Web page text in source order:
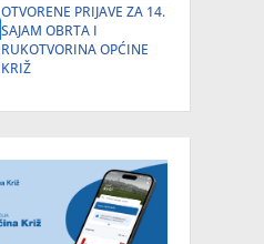
OTVORENE PRIJAVE ZA 14.
SAJAM OBRTA I
RUKOTVORINA OPĆINE
KRIŽ